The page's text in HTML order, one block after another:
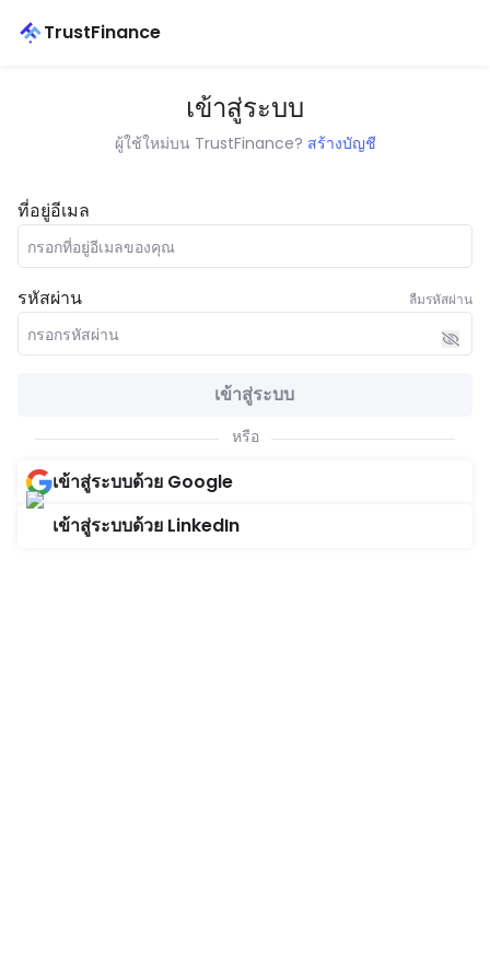
TrustFinance
เข้าสู่ระบบ
ผู้ใช้ใหม่บน TrustFinance? สร้างบัญชี
ที่อยู่อีเมล
รหัสผ่าน ลืมรหัสผ่าน
เข้าสู่ระบบ
หรือ
เข้าสู่ระบบด้วย Google
เข้าสู่ระบบด้วย LinkedIn